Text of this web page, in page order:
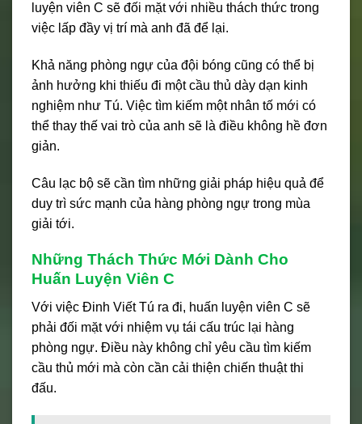
luyện viên C sẽ đối mặt với nhiều thách thức trong
việc lấp đầy vị trí mà anh đã để lại.
Khả năng phòng ngự của đội bóng cũng có thể bị
ảnh hưởng khi thiếu đi một cầu thủ dày dạn kinh
nghiệm như Tú. Việc tìm kiếm một nhân tố mới có
thể thay thế vai trò của anh sẽ là điều không hề đơn
giản.
Câu lạc bộ sẽ cần tìm những giải pháp hiệu quả để
duy trì sức mạnh của hàng phòng ngự trong mùa
giải tới.
Những Thách Thức Mới Dành Cho
Huấn Luyện Viên C
Với việc Đinh Viết Tú ra đi, huấn luyện viên C sẽ
phải đối mặt với nhiệm vụ tái cấu trúc lại hàng
phòng ngự. Điều này không chỉ yêu cầu tìm kiếm
cầu thủ mới mà còn cần cải thiện chiến thuật thi
đấu.